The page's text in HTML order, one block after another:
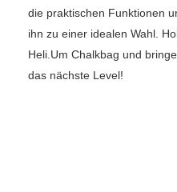
die praktischen Funktionen
ihn zu einer idealen Wahl.
Heli.Um Chalkbag und
das nächste Level!